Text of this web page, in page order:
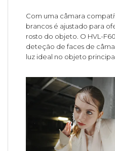
Com uma câmara
brancos é ajustado para
rosto do objeto. O HVL-
deteção de faces de
luz ideal no objeto